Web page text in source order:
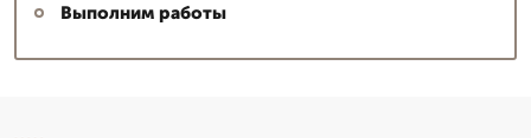
Выполним работы